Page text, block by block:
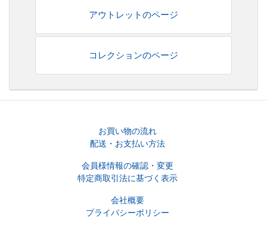
アウトレットのページ
コレクションのページ
お買い物の流れ
配送・お支払い方法
会員様情報の確認・変更
特定商取引法に基づく表示
会社概要
プライバシーポリシー